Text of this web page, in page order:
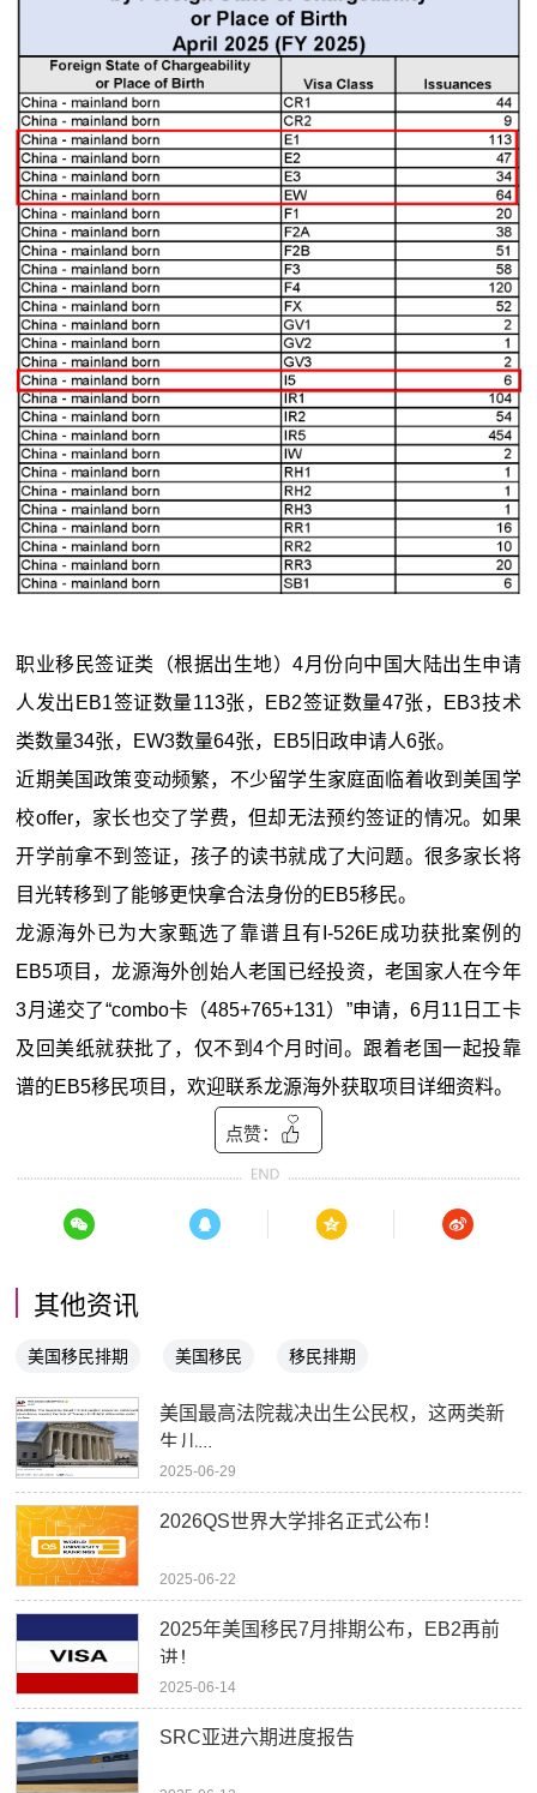
职业移民签证类（根据出生地）4月份向中国大陆出生申请
人发出EB1签证数量113张，EB2签证数量47张，EB3技术
类数量34张，EW3数量64张，EB5旧政申请人6张。
近期美国政策变动频繁，不少留学生家庭面临着收到美国学
校offer，家长也交了学费，但却无法预约签证的情况。如果
开学前拿不到签证，孩子的读书就成了大问题。很多家长将
目光转移到了能够更快拿合法身份的EB5移民。
龙源海外已为大家甄选了靠谱且有I-526E成功获批案例的
EB5项目，龙源海外创始人老国已经投资，老国家人在今年
3月递交了“combo卡（485+765+131）”申请，6月11日工卡
及回美纸就获批了，仅不到4个月时间。跟着老国一起投靠
谱的EB5移民项目，欢迎联系龙源海外获取项目详细资料。
点赞：
其他资讯
美国移民排期 美国移民 移民排期
美国最高法院裁决出生公民权，这两类新
生儿...
2025-06-29
2026QS世界大学排名正式公布！
2025-06-22
2025年美国移民7月排期公布，EB2再前
进！
2025-06-14
SRC亚进六期进度报告